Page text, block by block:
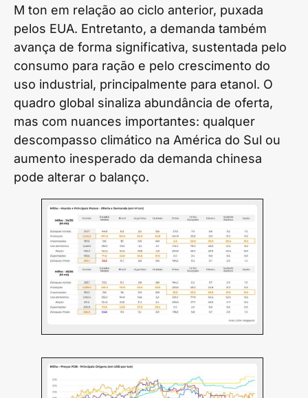
M ton em relação ao ciclo anterior, puxada
pelos EUA. Entretanto, a demanda também
avança de forma significativa, sustentada pelo
consumo para ração e pelo crescimento do
uso industrial, principalmente para etanol. O
quadro global sinaliza abundância de oferta,
mas com nuances importantes: qualquer
descompasso climático na América do Sul ou
aumento inesperado da demanda chinesa
pode alterar o balanço.